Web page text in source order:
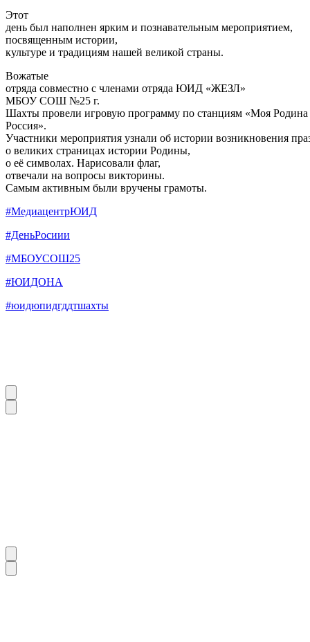
Этот
день был наполнен ярким и познавательным мероприятием,
посвященным истории,
культуре и традициям нашей великой страны.
Вожатые
отряда совместно с членами отряда ЮИД «ЖЕЗЛ»
МБОУ СОШ №25 г.
Шахты провели игровую программу по станциям «Моя Родина
Россия».
Участники мероприятия узнали об истории возникновения
о великих страницах истории Родины,
о её символах. Нарисовали флаг,
отвечали на вопросы викторины.
Самым активным были вручены грамоты.
#МедиацентрЮИД
#ДеньРосиии
#МБОУСОШ25
#ЮИДОНА
#юидюпидгддтшахты